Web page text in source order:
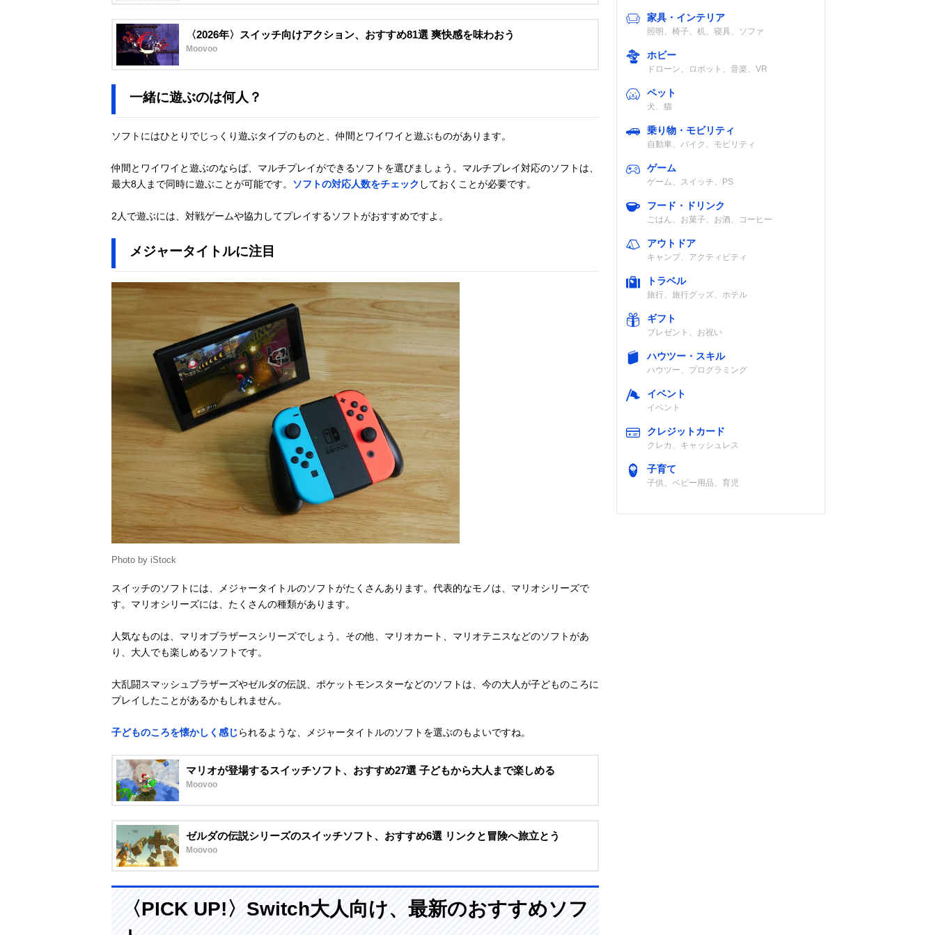
〈2026年〉スイッチ向けアクション、おすすめ81選 爽快感を味わおう
Moovoo
一緒に遊ぶのは何人？
ソフトにはひとりでじっくり遊ぶタイプのものと、仲間とワイワイと遊ぶものがあります。
仲間とワイワイと遊ぶのならば、マルチプレイができるソフトを選びましょう。マルチプレイ対応のソフトは、
最大8人まで同時に遊ぶことが可能です。 ソフトの対応人数をチェック しておくことが必要です。
2人で遊ぶには、対戦ゲームや協力してプレイするソフトがおすすめですよ。
メジャータイトルに注目
Photo by iStock
スイッチのソフトには、メジャータイトルのソフトがたくさんあります。代表的なモノは、マリオシリーズで
す。マリオシリーズには、たくさんの種類があります。
人気なものは、マリオブラザースシリーズでしょう。その他、マリオカート、マリオテニスなどのソフトがあ
り、大人でも楽しめるソフトです。
大乱闘スマッシュブラザーズやゼルダの伝説、ポケットモンスターなどのソフトは、今の大人が子どものころに
プレイしたことがあるかもしれません。
子どものころを懐かしく感じられるような、メジャータイトルのソフトを選ぶのもよいですね。
マリオが登場するスイッチソフト、おすすめ27選 子どもから大人まで楽しめる
Moovoo
ゼルダの伝説シリーズのスイッチソフト、おすすめ6選 リンクと冒険へ旅立とう
Moovoo
〈PICK UP!〉Switch大人向け、最新のおすすめソフ
家具・インテリア
照明、椅子、机、寝具、ソファ
ホビー
ドローン、ロボット、音楽、VR
ペット
犬、猫
乗り物・モビリティ
自動車、バイク、モビリティ
ゲーム
ゲーム、スイッチ、PS
フード・ドリンク
ごはん、お菓子、お酒、コーヒー
アウトドア
キャンプ、アクティビティ
トラベル
旅行、旅行グッズ、ホテル
ギフト
プレゼント、お祝い
ハウツー・スキル
ハウツー、プログラミング
イベント
イベント
クレジットカード
クレカ、キャッシュレス
子育て
子供、ベビー用品、育児